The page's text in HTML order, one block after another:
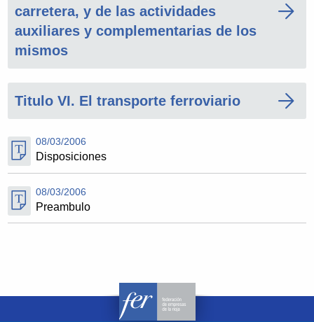
carretera, y de las actividades
auxiliares y complementarias de los
mismos
Titulo VI. El transporte ferroviario
08/03/2006
Disposiciones
08/03/2006
Preambulo